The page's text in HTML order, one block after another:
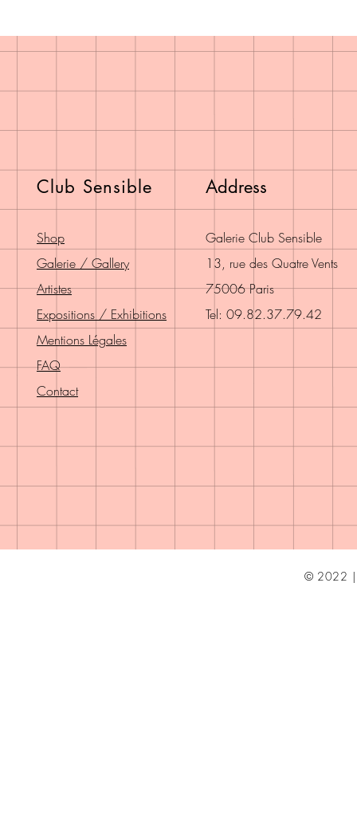
Club Sensible
Shop
Galerie / Gallery
Artistes
Expositions / Exhibitions
Mentions Légales
FAQ
Contact
Address
Galerie Club Sensible
13, rue des Quatre Vents
75006 Paris
Tel: 09.82.37.79.42
© 2022 |